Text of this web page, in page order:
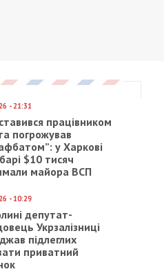
медичну допомогу в
безоплатно,
України зобовʼязані
упродовж 8 днів, після
з дня отримання візи
зміни стосуються і
деталі
26 років мають
про навчання від
онлайн-форму
студентів оплачує